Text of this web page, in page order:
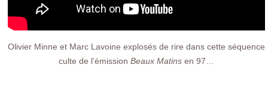
Olivier Minne et Marc Lavoine explosés de rire dans cette séquence
culte de l’émissionBeaux Matinsen 97…